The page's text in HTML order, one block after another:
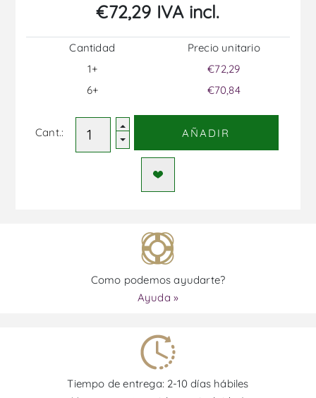
€72,29 IVA incl.
Cantidad
1+
6+
Precio unitario
€72,29
€70,84
Cant.: AÑADIR
Como podemos ayudarte?
Ayuda »
Tiempo de entrega: 2-10 días hábiles